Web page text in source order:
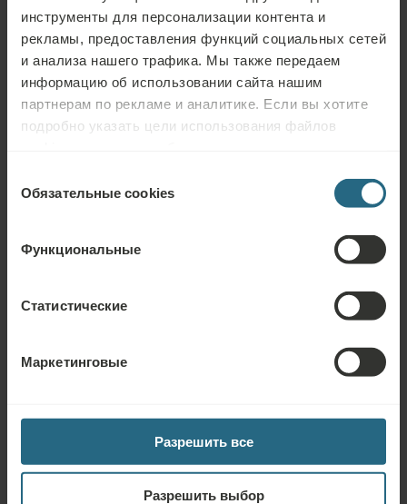
инструменты для персонализации контента и
рекламы, предоставления функций социальных сетей
и анализа нашего трафика. Мы также передаем
информацию об использовании сайта нашим
партнерам по рекламе и аналитике. Если вы хотите
подробно указать цели использования файлов
используйте кнопку «Разрешить всё».
согласия
Обязательные cookies
Функциональные
Статистические
Маркетинговые
Разрешить все
Разрешить выбор
и сбалансированных блюд. Они помогут вам достичь ваших
целей в области здоровья без необходимости следовать
строгой и ограничительной диете.
ПОДРОБНЕЕ
Как мы можем
вам помочь
Опорно-
Дерматология Метаболизм